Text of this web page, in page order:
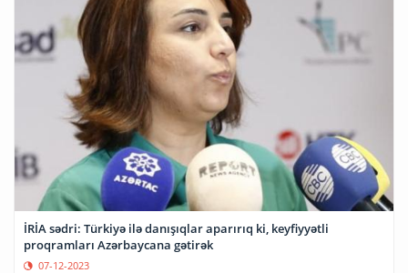
İRİA sədri: Türkiyə ilə danışıqlar aparırıq ki, keyfiyyətli
proqramları Azərbaycana gətirək
07-12-2023